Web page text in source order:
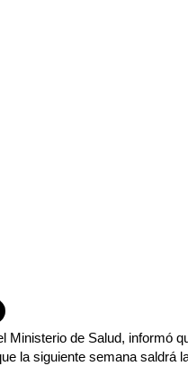
Ministerio de Salud, informó
la siguiente semana saldrá